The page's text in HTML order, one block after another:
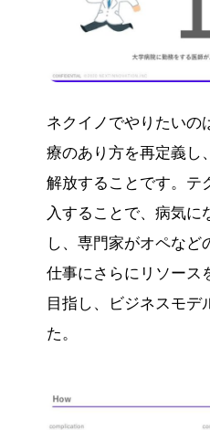
ネクイノでやりたいの
療のあり方を再定義し
解放することです。テ
入することで、病気に
し、専門家がオペなど
仕事にさらにリソース
目指し、ビジネスモデ
た。